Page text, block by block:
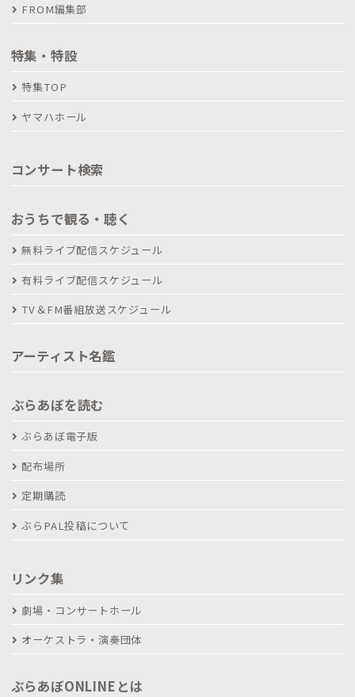
FROM編集部
特集・特設
特集TOP
ヤマハホール
コンサート検索
おうちで観る・聴く
無料ライブ配信スケジュール
有料ライブ配信スケジュール
TV＆FM番組放送スケジュール
アーティスト名鑑
ぶらあぼを読む
ぶらあぼ電子版
配布場所
定期購読
ぶらPAL投稿について
リンク集
劇場・コンサートホール
オーケストラ・演奏団体
ぶらあぼONLINEとは